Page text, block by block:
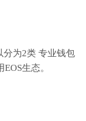
分为2类 专业钱包
生态。